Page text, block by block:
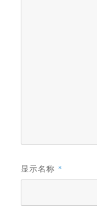
显示名称 *